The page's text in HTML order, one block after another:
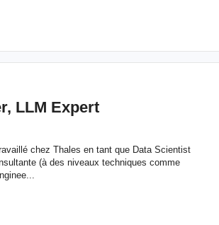
LLM Expert
chez Thales en tant que Data Scientist
(à des niveaux techniques comme